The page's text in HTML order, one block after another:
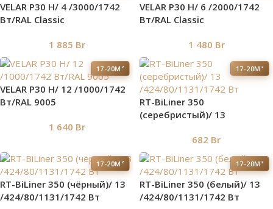
VELAR P30 H/ 4 /3000/1742
Вт/RAL Classic
1 885 Br
VELAR P30 H/ 6 /2000/1742
Вт/RAL Classic
1 480 Br
17-20М²
VELAR P30 H/ 12 /1000/1742
Вт/RAL 9005
1 640 Br
17-20М²
RT-BiLiner 350
(серебристый)/ 13
682 Br
17-20М²
RT-BiLiner 350 (чёрный)/ 13
/424/80/1131/1742 Вт
17-20М²
RT-BiLiner 350 (белый)/ 13
/424/80/1131/1742 Вт